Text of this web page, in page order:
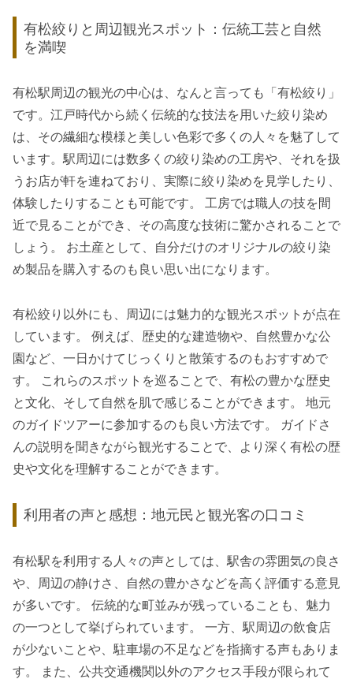
有松絞りと周辺観光スポット：伝統工芸と自然
を満喫
有松駅周辺の観光の中心は、なんと言っても「有松絞り」
です。江戸時代から続く伝統的な技法を用いた絞り染め
は、その繊細な模様と美しい色彩で多くの人々を魅了して
います。駅周辺には数多くの絞り染めの工房や、それを扱
うお店が軒を連ねており、実際に絞り染めを見学したり、
体験したりすることも可能です。 工房では職人の技を間
近で見ることができ、その高度な技術に驚かされることで
しょう。 お土産として、自分だけのオリジナルの絞り染
め製品を購入するのも良い思い出になります。
有松絞り以外にも、周辺には魅力的な観光スポットが点在
しています。 例えば、歴史的な建造物や、自然豊かな公
園など、一日かけてじっくりと散策するのもおすすめで
す。 これらのスポットを巡ることで、有松の豊かな歴史
と文化、そして自然を肌で感じることができます。 地元
のガイドツアーに参加するのも良い方法です。 ガイドさ
んの説明を聞きながら観光することで、より深く有松の歴
史や文化を理解することができます。
利用者の声と感想：地元民と観光客の口コミ
有松駅を利用する人々の声としては、駅舎の雰囲気の良さ
や、周辺の静けさ、自然の豊かさなどを高く評価する意見
が多いです。 伝統的な町並みが残っていることも、魅力
の一つとして挙げられています。 一方、駅周辺の飲食店
が少ないことや、駐車場の不足などを指摘する声もありま
す。 また、公共交通機関以外のアクセス手段が限られて